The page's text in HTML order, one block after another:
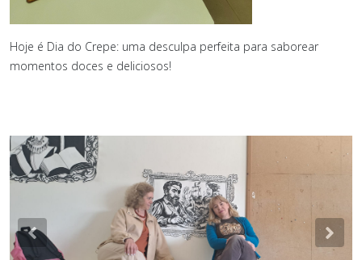
Hoje é Dia do Crepe: uma desculpa perfeita para saborear
momentos doces e deliciosos!
Previous